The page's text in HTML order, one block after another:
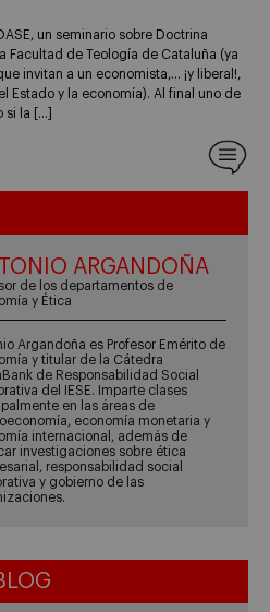
un seminario sobre Doctrina
Facultad de Teología de Cataluña (ya
invitan a un economista,… ¡y liberal!,
Estado y la economía). Al final uno de
si la […]
ARGANDOÑA
de los departamentos de
y Ética
Argandoña es Profesor Emérito de
y titular de la Cátedra
de Responsabilidad Social
del IESE. Imparte clases
en las áreas de
economía monetaria y
internacional, además de
investigaciones sobre ética
responsabilidad social
y gobierno de las